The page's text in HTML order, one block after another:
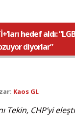
hedef aldı:
diyorlar”
Kaos GL
Tekin, CHP’yi